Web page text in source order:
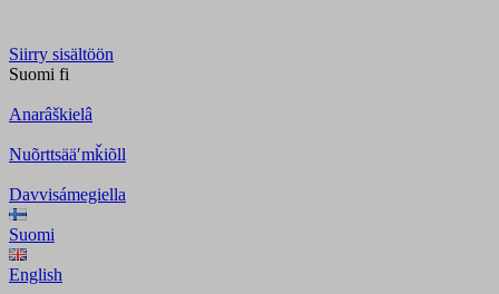
Siirry sisältöön
Suomi fi
Anarâškielâ
Nuõrttsääʹmǩiõll
Davvisámegiella
Suomi
English